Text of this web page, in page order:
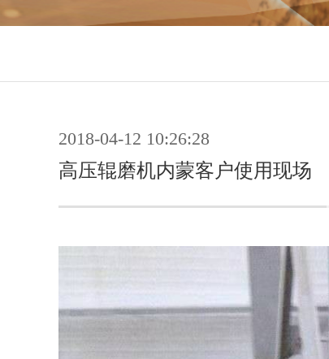
2018-04-12 10:26:28
高压辊磨机内蒙客户使用现场